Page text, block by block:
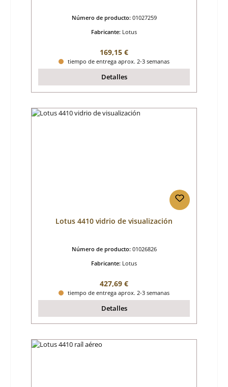
Número de producto: 01027259
Fabricante: Lotus
Precio normal:
169,15 €
tiempo de entrega aprox. 2-3 semanas
Detalles
Lotus 4410 vidrio de visualización
Número de producto: 01026826
Fabricante: Lotus
Precio normal:
427,69 €
tiempo de entrega aprox. 2-3 semanas
Detalles